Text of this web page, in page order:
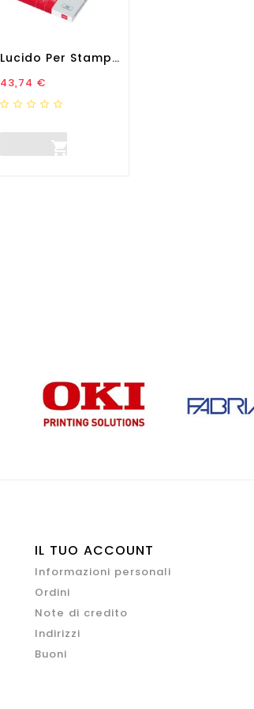
Lucido Per Stampanti Laser...
Prezzo
43,74 €

IL TUO ACCOUNT
Informazioni personali
Ordini
Note di credito
Indirizzi
Buoni